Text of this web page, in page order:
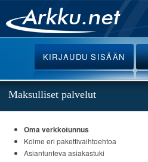
Etusivu
Uutiset
Palvelut
Ohjeet
Keskustelu
Webmail
KIRJAUDUSISÄÄN
Maksulliset palvelut
Oma verkkotunnus
Kolme eri pakettivaihtoehtoa
Asiantunteva asiakastuki